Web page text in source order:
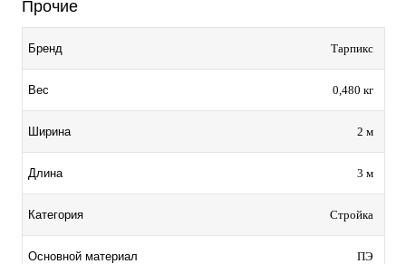
Прочие
Бренд Тарпикс
Вес 0,480 кг
Ширина 2 м
Длина 3 м
Категория Стройка
Основной материал ПЭ